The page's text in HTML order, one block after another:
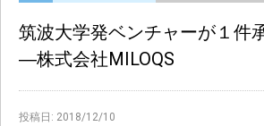
筑波大学発ベンチャーが１件
―株式会社MILOQS
投稿日: 2018/12/10